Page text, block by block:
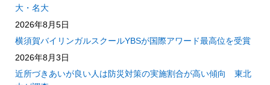
大・名大
2026年8月5日
横須賀バイリンガルスクールYBSが国際アワード最高位を受賞
2026年8月3日
近所づきあいが良い人は防災対策の実施割合が高い傾向 東北